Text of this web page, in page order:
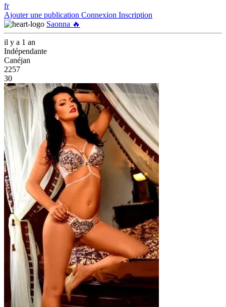
fr
Ajouter une publication Connexion Inscription
Saonna 🔥
il y a 1 an
Indépendante
Canéjan
2257
30